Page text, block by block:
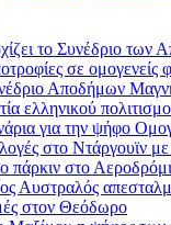
το Συνέδριο
σε ομογενείς
Αποδήμων
ελληνικού
για την ψήφο
στο Ντάργουϊν με
πάρκιν στο
Αυστραλός
στον Θεόδωρο